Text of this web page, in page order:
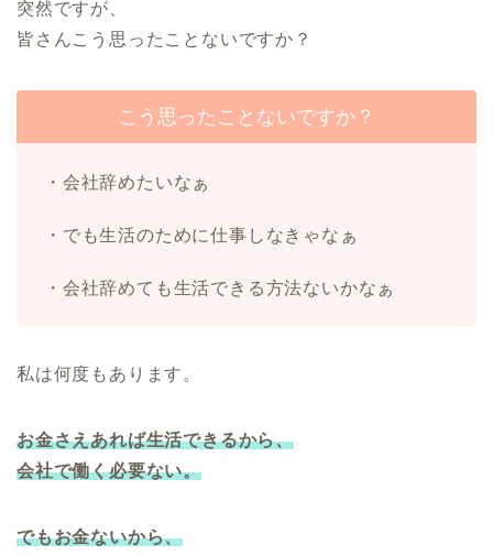
突然ですが、
皆さんこう思ったことないですか？
こう思ったことないですか？
・会社辞めたいなぁ
・でも生活のために仕事しなきゃなぁ
・会社辞めても生活できる方法ないかなぁ
私は何度もあります。
お金さえあれば生活できるから、
会社で働く必要ない。
でもお金ないから、